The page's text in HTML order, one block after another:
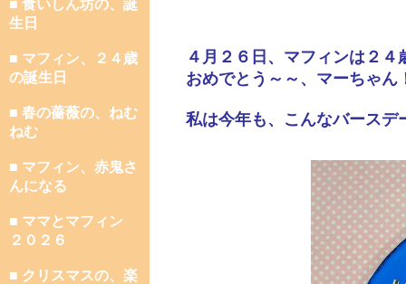
■ 食いしん坊の、誕
生日
■ マフィン、２４歳
の誕生日
■ 春の薔薇の、ねむ
ねむ
■ マフィン、赤鬼さ
んになる
■ ママとマフィン
２０２６
■ クリスマスの、楽
４月２６日、マフィンは２
おめでとう～～、マーちゃん
私は今年も、こんなバースデ